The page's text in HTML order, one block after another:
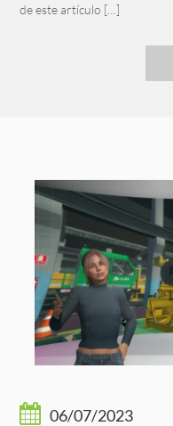
de este artículo […]
06/07/2023